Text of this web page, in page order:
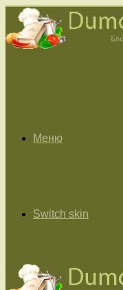
Меню
Switch skin